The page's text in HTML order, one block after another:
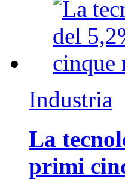
Industria
La
primi